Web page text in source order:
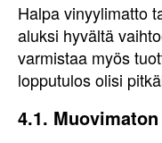
Halpa vinyylimatto
aluksi hyvältä
varmistaa myös
lopputulos olisi
4.1.